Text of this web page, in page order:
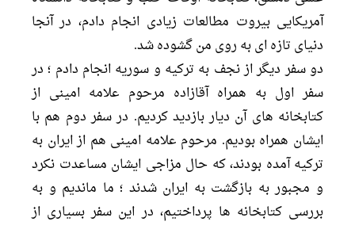
آمریکایى بیروت مطالعات زیادى انجام دادم، در آنجا
دنیاى تازه اى به روى من گشوده شد.
دو سفر دیگر از نجف به ترکیه و سوریه انجام دادم ؛ در
سفر اول به همراه آقازاده مرحوم علامه امینى از
کتابخانه هاى آن دیار بازدید کردیم. در سفر دوم هم با
ایشان همراه بودیم. مرحوم علامه امینى هم از ایران به
ترکیه آمده بودند، که حال مزاجى ایشان مساعدت نکرد
و مجبور به بازگشت به ایران شدند ؛ ما ماندیم و به
بررسى کتابخانه ها پرداختیم، در این سفر بسیارى از